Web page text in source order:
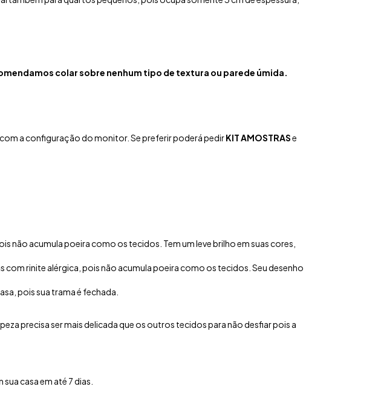
colar sobre nenhum tipo de textura ou parede úmida.
a configuração do monitor. Se preferir poderá pedirKIT AMOSTRASe
não acumula poeira como os tecidos. Tem um leve brilho em suas cores,
rinite alérgica, pois não acumula poeira como os tecidos. Seu desenho
pois sua trama é fechada.
precisa ser mais delicada que os outros tecidos para não desfiar pois a
sua casa em até 7 dias.